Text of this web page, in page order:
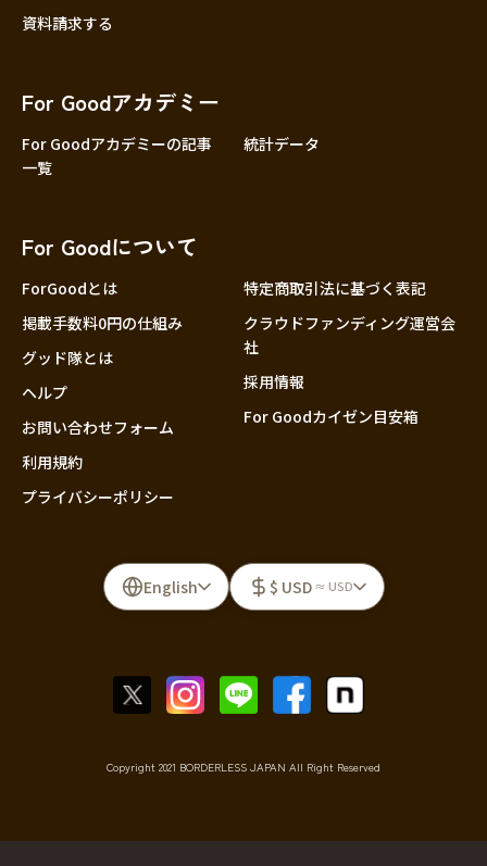
資料請求する
For Goodアカデミー
For Goodアカデミーの記事
一覧
統計データ
For Goodについて
ForGoodとは
掲載手数料0円の仕組み
グッド隊とは
ヘルプ
お問い合わせフォーム
利用規約
プライバシーポリシー
特定商取引法に基づく表記
クラウドファンディング運営会
社
採用情報
For Goodカイゼン目安箱
English $ USD ≈ USD
Copyright 2021 BORDERLESS JAPAN All Right Reserved